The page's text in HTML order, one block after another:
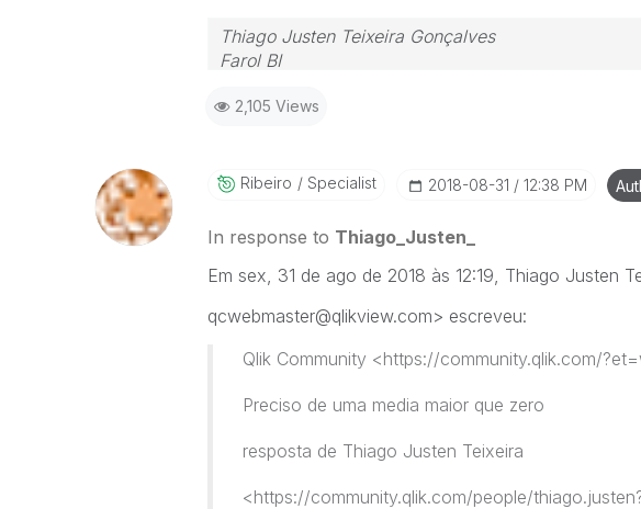
Thiago Justen Teixeira Gonçalves
Farol BI
Skype: justen.thiago
2,105 Views
Ribeiro Specialist ‎2018-08-31 12:38 PM
In response to Thiago_Justen_
Em sex, 31 de ago de 2018 às 12:19, Thiago Justen
qcwebmaster@qlikview.com> escreveu:
Qlik Community <https://community.qlik.com/
Preciso de uma media maior que zero
resposta de Thiago Justen Teixeira
<https://community.qlik.com/people/